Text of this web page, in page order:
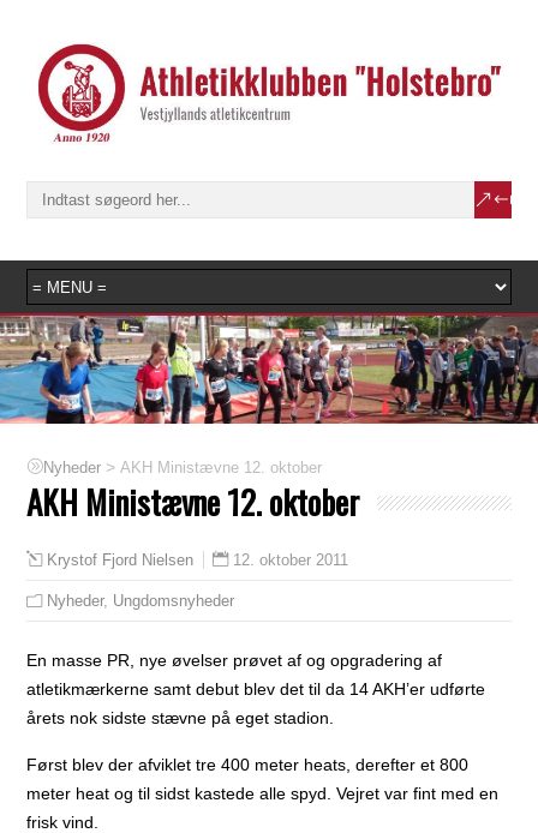
Nyheder >AKH Ministævne 12. oktober
AKH Ministævne 12. oktober
Krystof Fjord Nielsen 12. oktober 2011
Nyheder, Ungdomsnyheder
En masse PR, nye øvelser prøvet af og opgradering af
atletikmærkerne samt debut blev det til da 14 AKH’er udførte
årets nok sidste stævne på eget stadion.
Først blev der afviklet tre 400 meter heats, derefter et 800
meter heat og til sidst kastede alle spyd. Vejret var fint med en
frisk vind.